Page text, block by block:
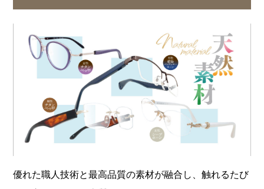
優れた職人技術と最高品質の素材が融合し、触れるたび